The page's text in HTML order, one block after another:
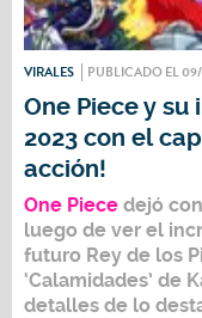
VIRALES PUBLICADO EL
One Piece y
2023 con el
acción!
One Piece dejó
luego de ver el
futuro Rey de los
‘Calamidades’ de
detalles de lo